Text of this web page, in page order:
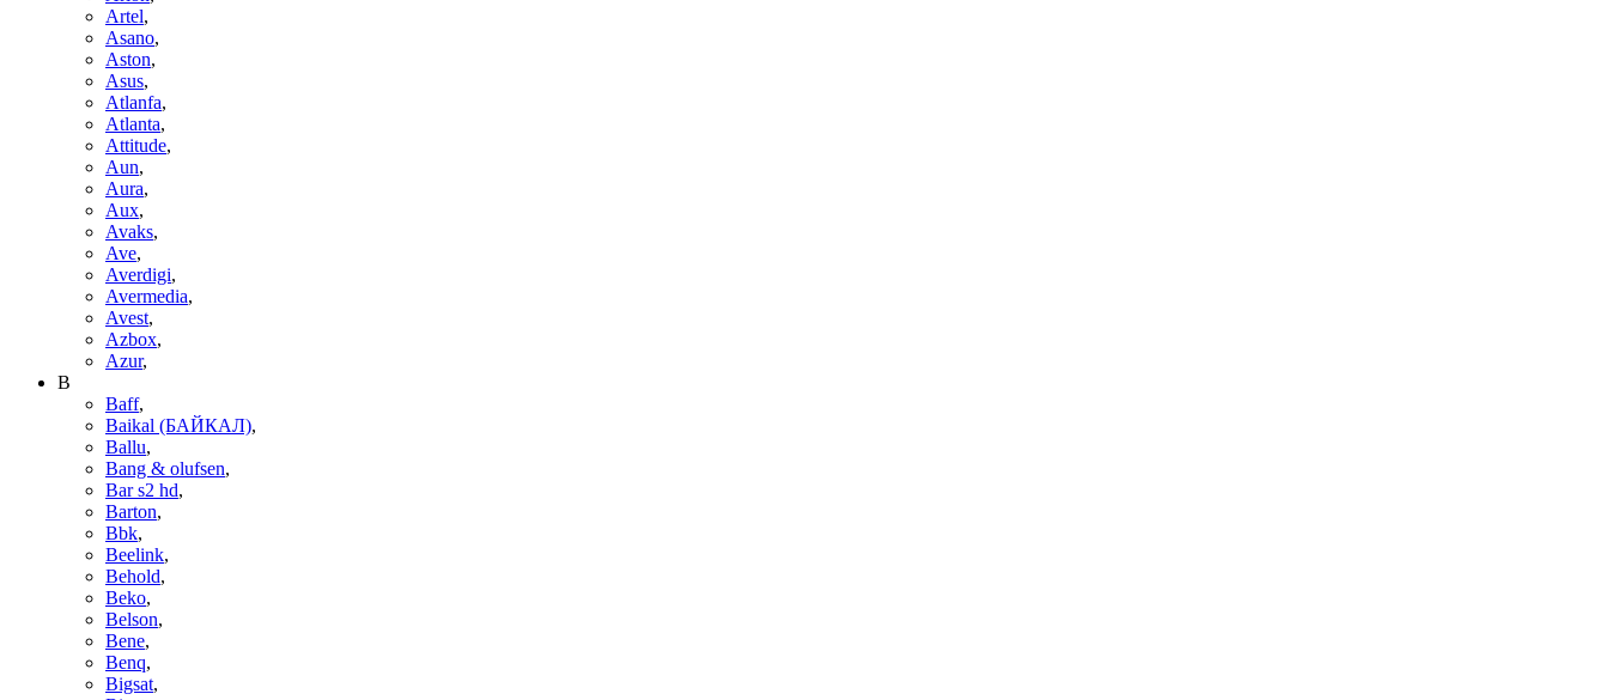
Artel,
Asano,
Aston,
Asus,
Atlanfa,
Atlanta,
Attitude,
Aun,
Aura,
Aux,
Avaks,
Ave,
Averdigi,
Avermedia,
Avest,
Azbox,
Azur,
B
Baff,
Baikal (БАЙКАЛ),
Ballu,
Bang & olufsen,
Bar s2 hd,
Barton,
Bbk,
Beelink,
Behold,
Beko,
Belson,
Bene,
Benq,
Bigsat,